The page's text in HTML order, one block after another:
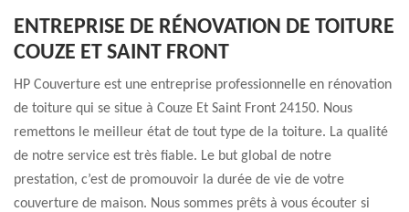
ENTREPRISE DE RÉNOVATION DE TOITURE
COUZE ET SAINT FRONT
HP Couverture est une entreprise professionnelle en rénovation
de toiture qui se situe à Couze Et Saint Front 24150. Nous
remettons le meilleur état de tout type de la toiture. La qualité
de notre service est très fiable. Le but global de notre
prestation, c’est de promouvoir la durée de vie de votre
couverture de maison. Nous sommes prêts à vous écouter si